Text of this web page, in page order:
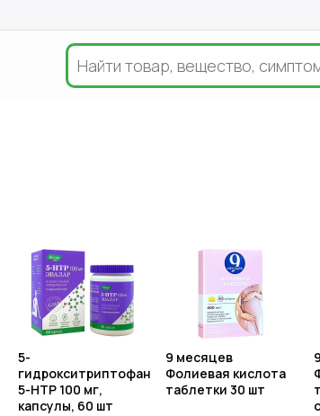
5-
гидрокситриптофан
5-HTP 100 мг,
капсулы, 60 шт
9 месяцев
Фолиевая кислота
таблетки 30 шт